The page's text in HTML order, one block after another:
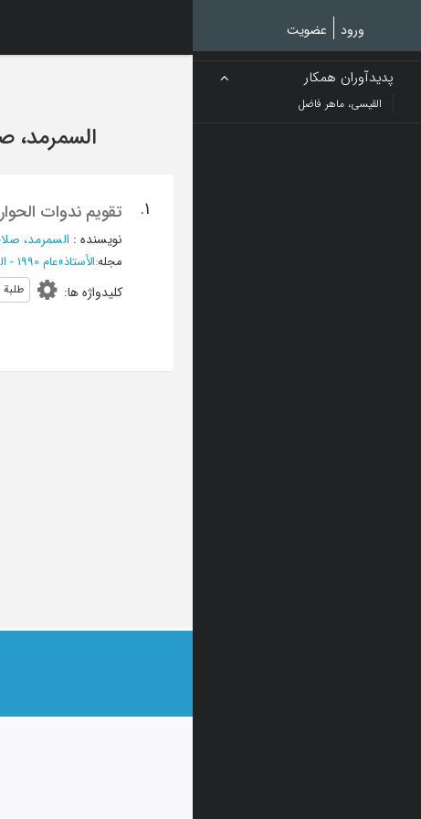
ورود عضویت
پدیدآوران همکار
القیسی، ماهر فاضل
السمرمد،
1. تقویم ندوات
نویسنده : السمرمد،
مجله:الأستاذ»عام 1990 - المجلد 4
کلیدواژه ها: طلبة